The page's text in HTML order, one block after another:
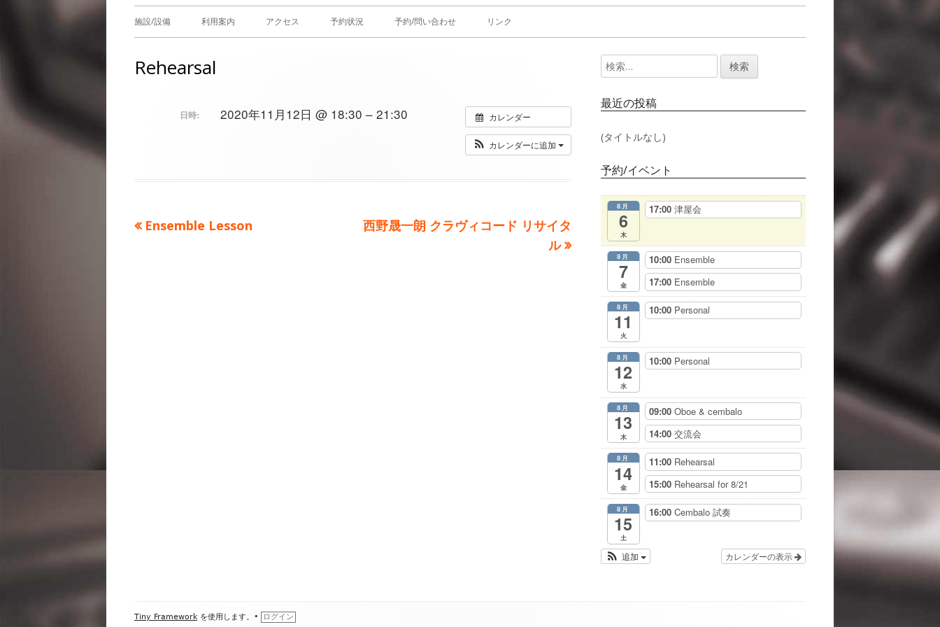
メ
ン
施設/設備 利用案内 アクセス 予約状況 予約/問い合わせ リンク
Rehearsal
カレンダー
カレンダーに追加
日時: 2020年11月12日 @ 18:30 – 21:30
投前
Ensemble Lesson
次
西野晟一朗 クラヴィコード リサイタ
ル
メ
イ
ン
サ
イ
バ
検
索:
最近の投稿
(タイトルなし)
予約/イベント
8月
6
木
17:00 津屋会
8月
7
金
10:00 Ensemble
17:00 Ensemble
8月
11
火
10:00 Personal
8月
12
水
10:00 Personal
8月
13
木
09:00 Oboe & cembalo
14:00 交流会
8月
14
金
11:00 Rehearsal
15:00 Rehearsal for 8/21
8月
15
土
16:00 Cembalo 試奏
カレンダーの表示
追加
フ
Tiny Framework を使用します。 • ログイン